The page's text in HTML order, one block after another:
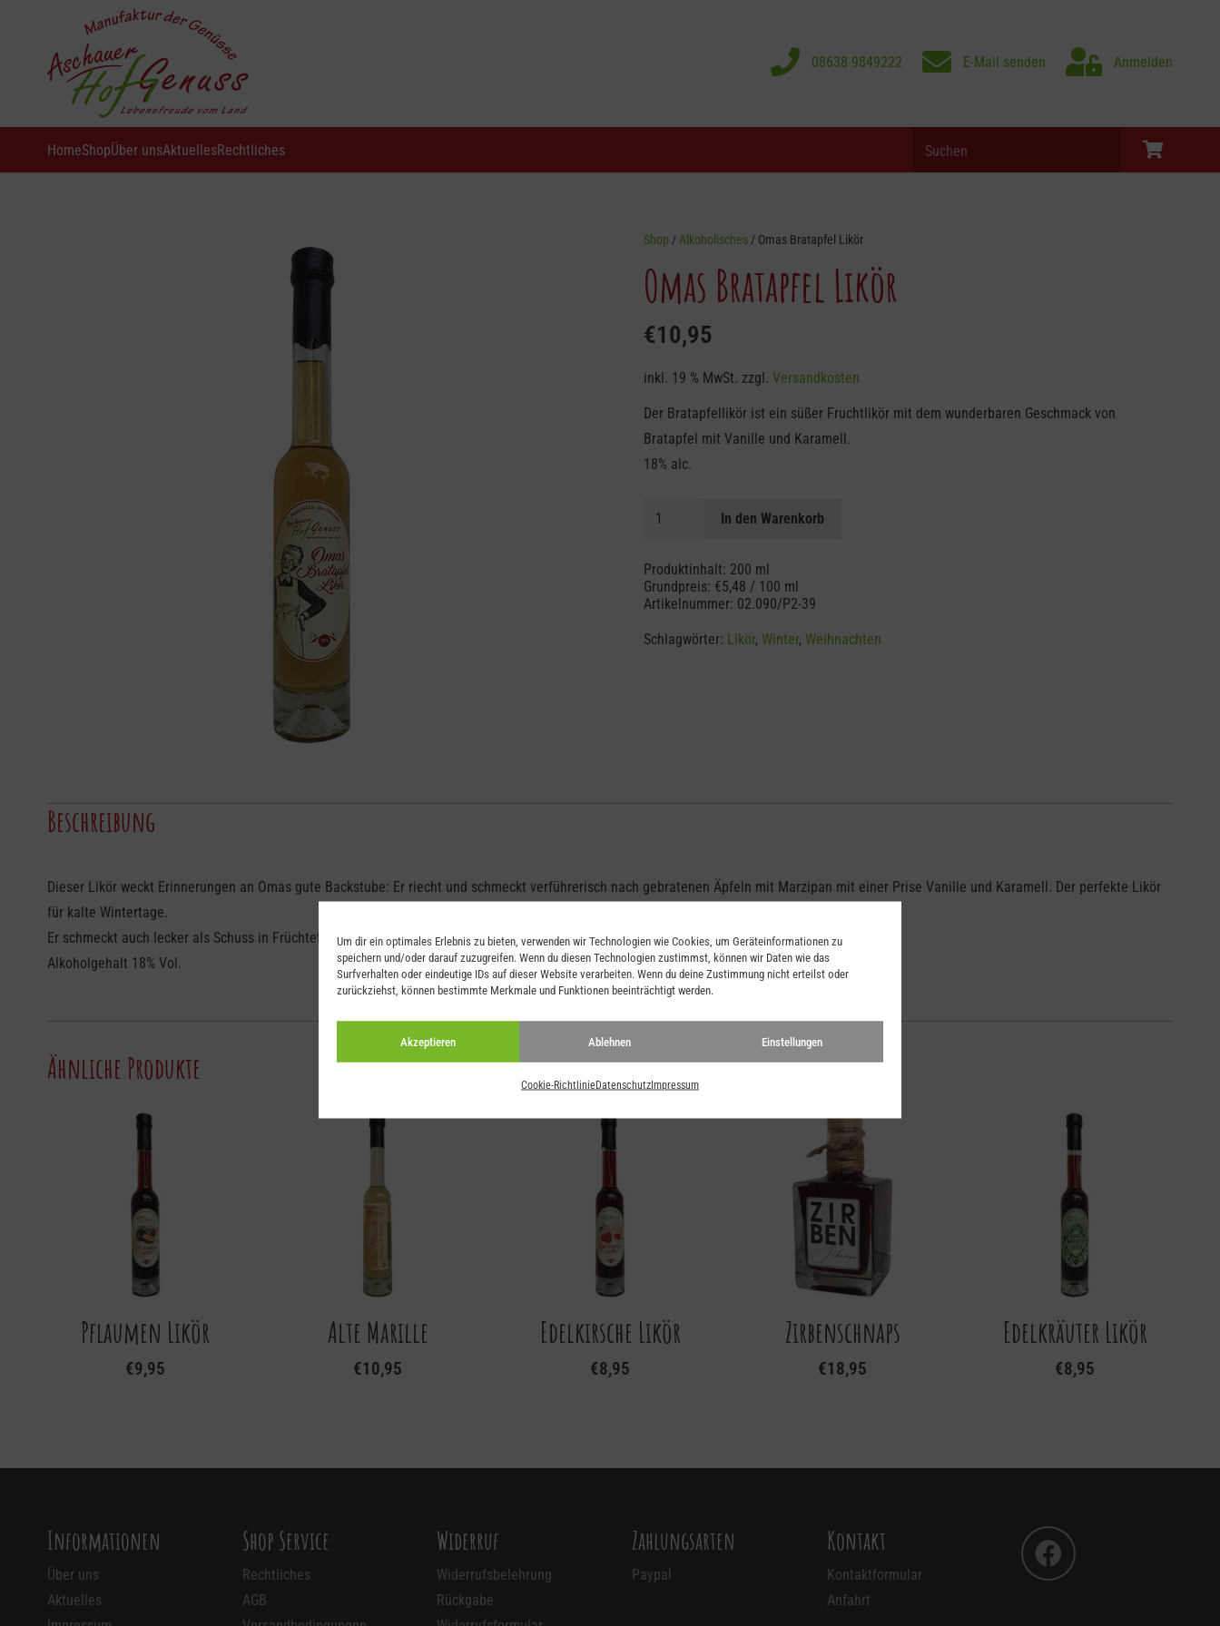
Um dir ein optimales Erlebnis zu bieten, verwenden wir Technologien wie Cookies, um Geräteinformationen zu
speichern und/oder darauf zuzugreifen. Wenn du diesen Technologien zustimmst, können wir Daten wie das
Surfverhalten oder eindeutige IDs auf dieser Website verarbeiten. Wenn du deine Zustimmung nicht erteilst oder
zurückziehst, können bestimmte Merkmale und Funktionen beeinträchtigt werden.
Akzeptieren Ablehnen Einstellungen
Cookie-RichtlinieDatenschutzImpressum
08638 9849222 E-Mail senden Anmelden
HomeShopÜber unsAktuellesRechtliches
Products
search
Shop /Alkoholisches / Omas Bratapfel Likör
Omas Bratapfel Likör
€10,95
inkl. 19 % MwSt. zzgl.Versandkosten
Der Bratapfellikör ist ein süßer Fruchtlikör mit dem wunderbaren Geschmack von
Bratapfel mit Vanille und Karamell.
18% alc.
Omas
Likör
Menge
In den Warenkorb
Produktinhalt: 200 ml
Grundpreis: €5,48 / 100 ml
Artikelnummer: 02.090/P2-39
Schlagwörter: Likör, Winter, Weihnachten
Beschreibung
Dieser Likör weckt Erinnerungen an Omas gute Backstube: Er riecht und schmeckt verführerisch nach gebratenen Äpfeln mit Marzipan mit einer Prise Vanille und Karamell. Der perfekte Likör
für kalte Wintertage.
Er schmeckt auch lecker als Schuss in Früchtetees.
Alkoholgehalt 18% Vol.
Ähnliche Produkte
Pflaumen Likör
€9,95
Alte Marille
€10,95
Edelkirsche Likör
€8,95
Zirbenschnaps
€18,95
Edelkräuter Likör
€8,95
Informationen
Über uns
Aktuelles
Shop Service
Rechtliches
AGB
Widerruf
Widerrufsbelehrung
Rückgabe
Zahlungsarten
Paypal
Kontakt
Kontaktformular
Anfahrt